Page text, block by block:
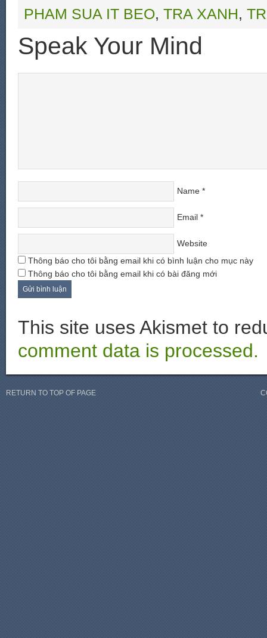
PHAM SUA IT BEO, TRA XANH,
Speak Your Mind
Name *
Email *
Website
Thông báo cho tôi bằng email khi có bình luận cho mục này
Thông báo cho tôi bằng email khi có bài đăng mới
This site uses Akismet to
comment data is processed.
RETURN TO TOP OF PAGE